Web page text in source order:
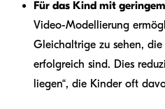
Für das Kind mit
Video-Modellierung
Gleichaltrige zu sehen,
erfolgreich sind. Dies
liegen“, die Kinder oft